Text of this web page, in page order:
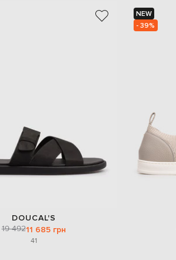
DOUCAL'S
19 49211 685 грн
41
NEW
- 39%